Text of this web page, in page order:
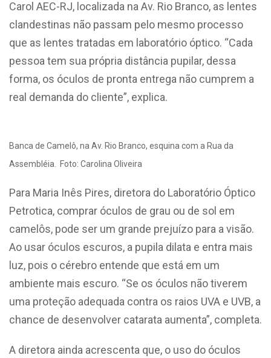
Carol AEC-RJ, localizada na Av. Rio Branco, as lentes
clandestinas não passam pelo mesmo processo
que as lentes tratadas em laboratório óptico. “Cada
pessoa tem sua própria distância pupilar, dessa
forma, os óculos de pronta entrega não cumprem a
real demanda do cliente”, explica.
Banca de Camelô, na Av. Rio Branco, esquina com a Rua da
Assembléia. Foto: Carolina Oliveira
Para Maria Inês Pires, diretora do Laboratório Óptico
Petrotica, comprar óculos de grau ou de sol em
camelôs, pode ser um grande prejuízo para a visão.
Ao usar óculos escuros, a pupila dilata e entra mais
luz, pois o cérebro entende que está em um
ambiente mais escuro. “Se os óculos não tiverem
uma proteção adequada contra os raios UVA e UVB, a
chance de desenvolver catarata aumenta”, completa.
A diretora ainda acrescenta que, o uso do óculos